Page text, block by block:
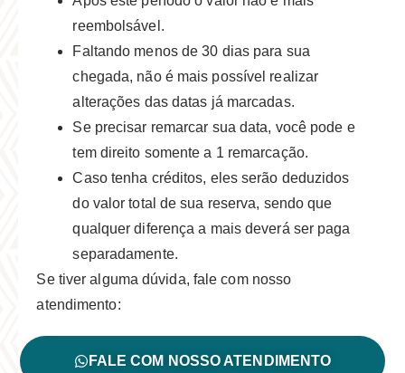
reembolsável.
Faltando menos de 30 dias para sua
chegada, não é mais possível realizar
alterações das datas já marcadas.
Se precisar remarcar sua data, você pode e
tem direito somente a 1 remarcação.
Caso tenha créditos, eles serão deduzidos
do valor total de sua reserva, sendo que
qualquer diferença a mais deverá ser paga
separadamente.
Se tiver alguma dúvida, fale com nosso
atendimento:
FALE COM NOSSO ATENDIMENTO